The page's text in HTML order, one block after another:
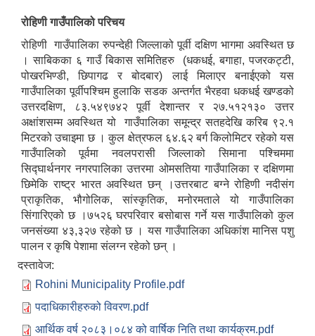
रोहिणी गाउँपालिको परिचय
रोहिणी गाउँपालिका रुपन्देही जिल्लाको पूर्वी दक्षिण भागमा अवस्थित छ
। साबिकका ६ गाउँ बिकास समितिहरु (धकधई, बगाहा, पजरकट्टी,
पोखरभिण्डी, छिपागढ र बोदबार) लाई मिलाएर बनाईएको यस
गाउँपालिका पूर्वीपश्चिम हुलाकि सडक अन्तर्गत भैरहवा धकधई खण्डको
उत्तरदक्षिण, ८३.५४९७४२ पूर्वी देशान्तर र २७.५१२१३० उत्तर
अक्षांशसम्म अवस्थित यो गाउँपालिका समून्द्र सतहदेखि करिब ९२.१
मिटरको उचाइमा छ । कुल क्षेत्रफल ६४.६२ बर्ग किलोमिटर रहेको यस
गाउँपालिको पूर्वमा नवलपरासी जिल्लाको सिमाना पश्चिममा
सिद्घार्थनगर नगरपालिका उत्तरमा ओमसतिया गाउँपालिका र दक्षिणमा
छिमेकि राष्ट्र भारत अवस्थित छन् ।उत्तरबाट बग्ने रोहिणी नदीसंग
प्राकृतिक, भौगोलिक, सांस्कृतिक, मनोरमताले यो गाउँपालिका
सिंगारिएको छ ।७५२६ घरपरिवार बसोबास गर्ने यस गाउँपालिको कुल
जनसंख्या ४३,३२७ रहेको छ । यस गाउँपालिका अधिकांश मानिस पशु
पालन र कृषि पेशामा संलग्न रहेको छन् ।
दस्तावेज:
Rohini Municipality Profile.pdf
पदाधिकारीहरुको विवरण.pdf
आर्थिक वर्ष २०८३।०८४ को वार्षिक निति तथा कार्यक्रम.pdf